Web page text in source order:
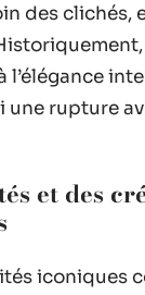
des clichés,
l’élégance
une rupture
et des
iconiques